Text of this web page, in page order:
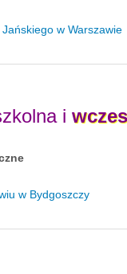
w Warszawie
i
w Bydgoszczy